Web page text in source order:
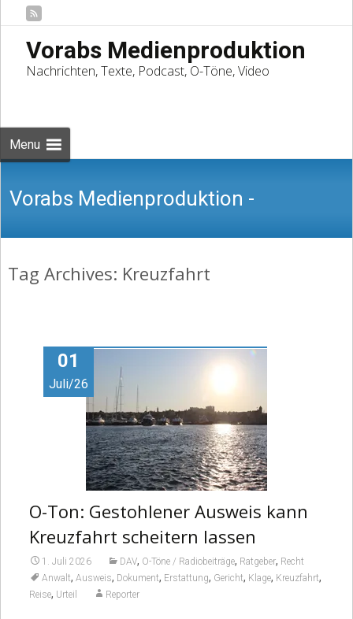
Vorabs Medienproduktion
Nachrichten, Texte, Podcast, O-Töne, Video
Menu
Vorabs Medienproduktion -
Nachrichten, Texte, Podcast, O-Töne,
Video
Tag Archives: Kreuzfahrt
01
Juli/26
O-Ton: Gestohlener Ausweis kann
Kreuzfahrt scheitern lassen
1. Juli 2026 DAV, O-Töne / Radiobeiträge, Ratgeber, Recht
Anwalt, Ausweis, Dokument, Erstattung, Gericht, Klage, Kreuzfahrt,
Reise, Urteil Reporter